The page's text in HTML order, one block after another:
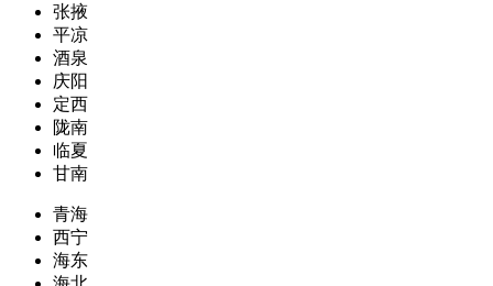
张掖
平凉
酒泉
庆阳
定西
陇南
临夏
甘南
青海
西宁
海东